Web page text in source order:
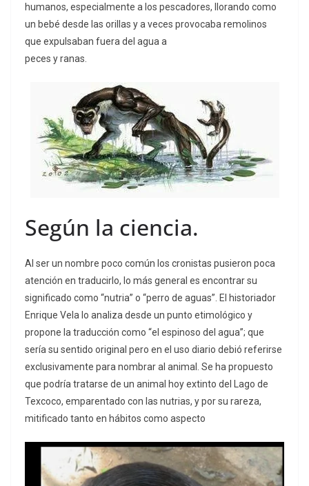
humanos, especialmente a los pescadores, llorando como
un bebé desde las orillas y a veces provocaba remolinos
que expulsaban fuera del agua a
peces y ranas.
Según la ciencia.
Al ser un nombre poco común los cronistas pusieron poca
atención en traducirlo, lo más general es encontrar su
significado como “nutria” o “perro de aguas”. El historiador
Enrique Vela lo analiza desde un punto etimológico y
propone la traducción como “el espinoso del agua”; que
sería su sentido original pero en el uso diario debió referirse
exclusivamente para nombrar al animal. Se ha propuesto
que podría tratarse de un animal hoy extinto del Lago de
Texcoco, emparentado con las nutrias, y por su rareza,
mitificado tanto en hábitos como aspecto